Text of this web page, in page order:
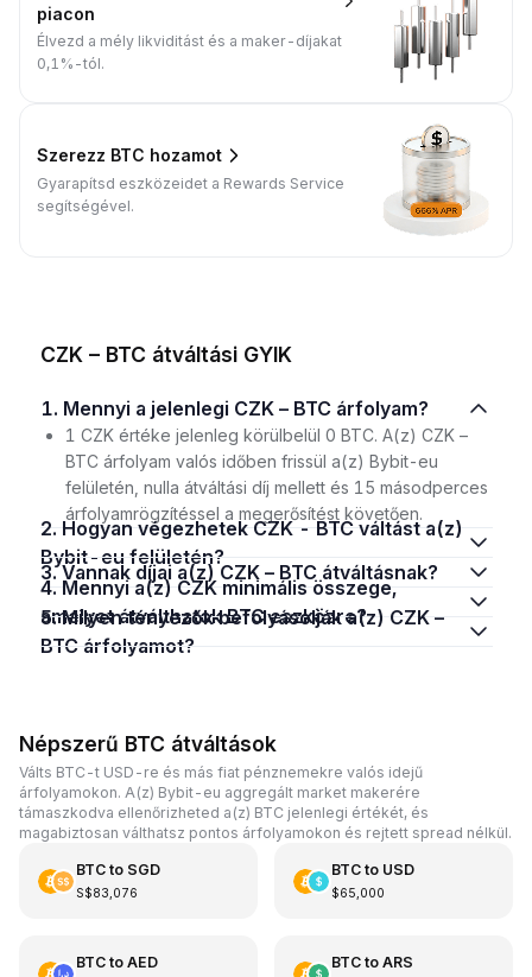
piacon
Élvezd a mély likviditást és a maker-díjakat
0,1%-tól.
Szerezz BTC hozamot
Gyarapítsd eszközeidet a Rewards Service
segítségével.
CZK – BTC átváltási GYIK
1. Mennyi a jelenlegi CZK – BTC árfolyam?
1 CZK értéke jelenleg körülbelül 0 BTC. A(z) CZK –
BTC árfolyam valós időben frissül a(z) Bybit-eu
felületén, nulla átváltási díj mellett és 15 másodperces
árfolyamrögzítéssel a megerősítést követően.
2. Hogyan végezhetek CZK - BTC váltást a(z)
Bybit-eu felületén?
3. Vannak díjai a(z) CZK – BTC átváltásnak?
4. Mennyi a(z) CZK minimális összege,
amelyet átválthatok BTC eszközre?
5. Milyen tényezők befolyásolják a(z) CZK –
BTC árfolyamot?
Népszerű BTC átváltások
Válts BTC-t USD-re és más fiat pénznemekre valós idejű
árfolyamokon. A(z) Bybit-eu aggregált market makerére
támaszkodva ellenőrizheted a(z) BTC jelenlegi értékét, és
magabiztosan válthatsz pontos árfolyamokon és rejtett spread nélkül.
BTCto SGD
S$83,076
BTCto USD
$65,000
BTCto AED BTCto ARS